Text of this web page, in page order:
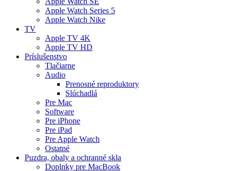
Apple Watch Series 5
Apple Watch Nike
TV
Apple TV 4K
Apple TV HD
Príslušenstvo
Tlačiarne
Audio
Prenosné reproduktory
Slúchadlá
Pre Mac
Software
Pre iPhone
Pre iPad
Pre Apple Watch
Ostatné
Puzdra, obaly a ochranné skla
Doplnky pre MacBook